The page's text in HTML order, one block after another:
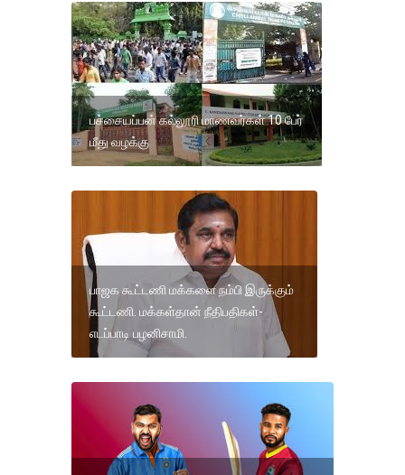
பச்சையப்பன் கல்லூரி மாணவர்கள் 10 பேர்
மீது வழக்கு
பாஜக கூட்டணி மக்களை நம்பி இருக்கும்
கூட்டணி. மக்கள்தான் நீதிபதிகள்-
எடப்பாடி பழனிசாமி.